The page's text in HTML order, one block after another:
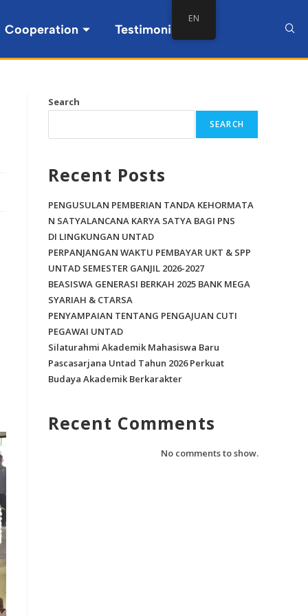
Cooperation Testimonial
Search
SEARCH
Recent Posts
PENGUSULAN PEMBERIAN TANDA KEHORMATA
N SATYALANCANA KARYA SATYA BAGI PNS
DI LINGKUNGAN UNTAD
PERPANJANGAN WAKTU PEMBAYAR UKT & SPP
UNTAD SEMESTER GANJIL 2026-2027
BEASISWA GENERASI BERKAH 2025 BANK MEGA
SYARIAH & CTARSA
PENYAMPAIAN TENTANG PENGAJUAN CUTI
PEGAWAI UNTAD
Silaturahmi Akademik Mahasiswa Baru
Pascasarjana Untad Tahun 2026 Perkuat
Budaya Akademik Berkarakter
Recent Comments
No comments to show.
EN